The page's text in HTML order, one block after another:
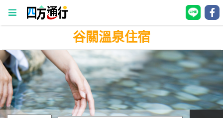
四
方
通
行
訂
房
谷關溫泉住宿